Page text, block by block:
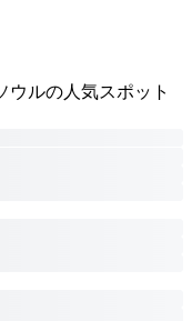
ウルの人気スポット